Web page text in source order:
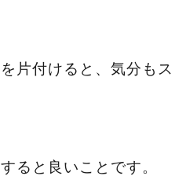
片付けると、気分もス
ると良いことです。